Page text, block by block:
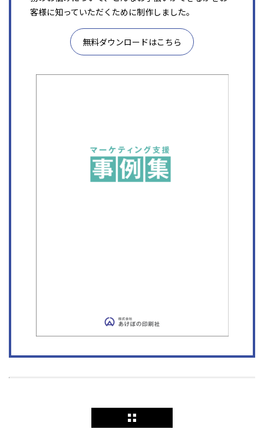
客様に知っていただくために制作しました。
無料ダウンロードはこちら